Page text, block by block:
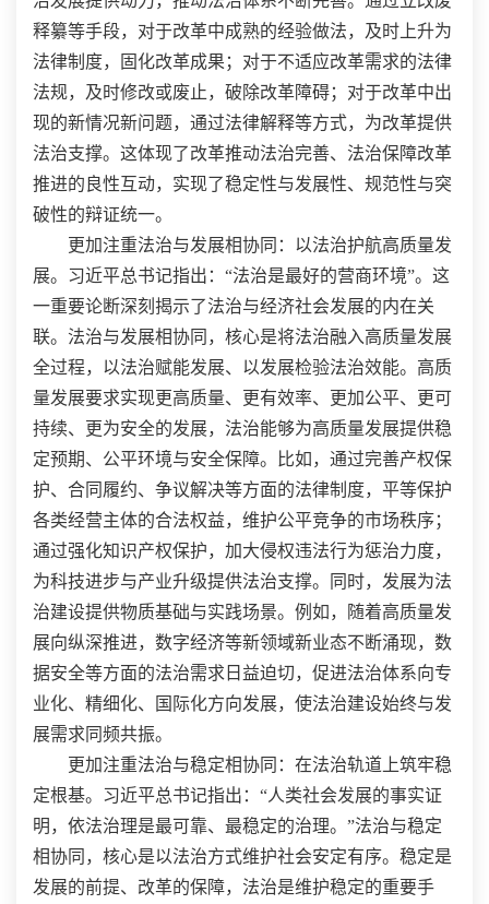
释纂等手段，对于改革中成熟的经验做法，及时上升为
法律制度，固化改革成果；对于不适应改革需求的法律
法规，及时修改或废止，破除改革障碍；对于改革中出
现的新情况新问题，通过法律解释等方式，为改革提供
法治支撑。这体现了改革推动法治完善、法治保障改革
推进的良性互动，实现了稳定性与发展性、规范性与突
破性的辩证统一。
更加注重法治与发展相协同：以法治护航高质量发
展。习近平总书记指出：“法治是最好的营商环境”。这
一重要论断深刻揭示了法治与经济社会发展的内在关
联。法治与发展相协同，核心是将法治融入高质量发展
全过程，以法治赋能发展、以发展检验法治效能。高质
量发展要求实现更高质量、更有效率、更加公平、更可
持续、更为安全的发展，法治能够为高质量发展提供稳
定预期、公平环境与安全保障。比如，通过完善产权保
护、合同履约、争议解决等方面的法律制度，平等保护
各类经营主体的合法权益，维护公平竞争的市场秩序；
通过强化知识产权保护，加大侵权违法行为惩治力度，
为科技进步与产业升级提供法治支撑。同时，发展为法
治建设提供物质基础与实践场景。例如，随着高质量发
展向纵深推进，数字经济等新领域新业态不断涌现，数
据安全等方面的法治需求日益迫切，促进法治体系向专
业化、精细化、国际化方向发展，使法治建设始终与发
展需求同频共振。
更加注重法治与稳定相协同：在法治轨道上筑牢稳
定根基。习近平总书记指出：“人类社会发展的事实证
明，依法治理是最可靠、最稳定的治理。”法治与稳定
相协同，核心是以法治方式维护社会安定有序。稳定是
发展的前提、改革的保障，法治是维护稳定的重要手